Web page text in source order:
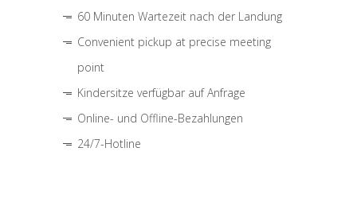
60 Minuten Wartezeit nach der Landung
Convenient pickup at precise meeting
point
Kindersitze verfügbar auf Anfrage
Online- und Offline-Bezahlungen
24/7-Hotline